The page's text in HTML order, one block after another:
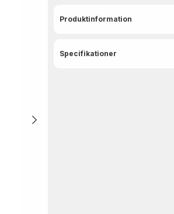
Produktinformation
Specifikationer